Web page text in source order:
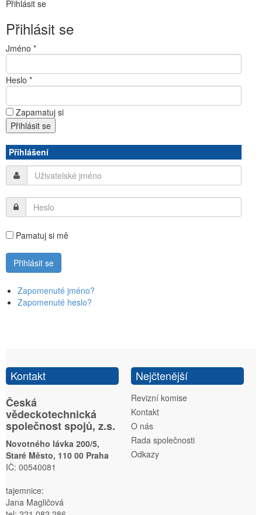
Přihlásit se
Přihlásit se
Jméno *
Heslo *
Zapamatuj si
Přihlášení
Pamatuj si mě
Zapomenuté jméno?
Zapomenuté heslo?
Kontakt
Česká
vědeckotechnická
společnost spojů, z.s.
Novotného lávka 200/5,
Staré Město, 110 00 Praha
IČ: 00540081
tajemnice:
Jana Magličová
Nejčtenější
Revizní komise
Kontakt
O nás
Rada společnosti
Odkazy